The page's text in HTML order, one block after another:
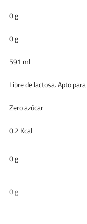
0 g
0 g
591 ml
Libre de lactosa. Apto para
Zero azúcar
0.2 Kcal
0 g
0 g